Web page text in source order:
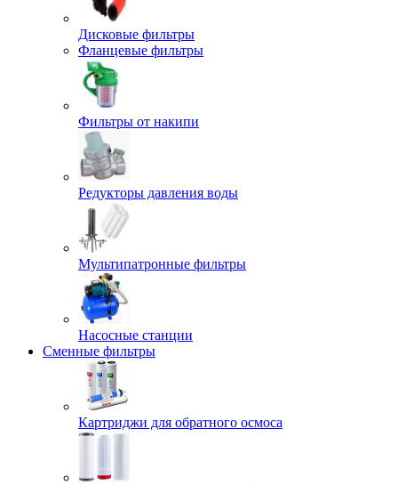
Дисковые фильтры
Фланцевые фильтры
Фильтры от накипи
Редукторы давления воды
Мультипатронные фильтры
Насосные станции
Сменные фильтры
Картриджи для обратного осмоса